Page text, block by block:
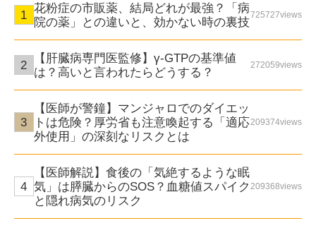
花粉症の市販薬、結局どれが最強？「病
院の薬」との違いと、効かない時の裏技725727views
【肝臓病専門医監修】γ-GTPの基準値
は？高いと言われたらどうする？
272059views
【医師が警鐘】マンジャロでのダイエッ
トは危険？厚労省も注意喚起する「適応
外使用」の深刻なリスクとは
209374views
【医師解説】食後の「気絶するような眠
気」は膵臓からのSOS？血糖値スパイク
と隠れ病気のリスク
209368views